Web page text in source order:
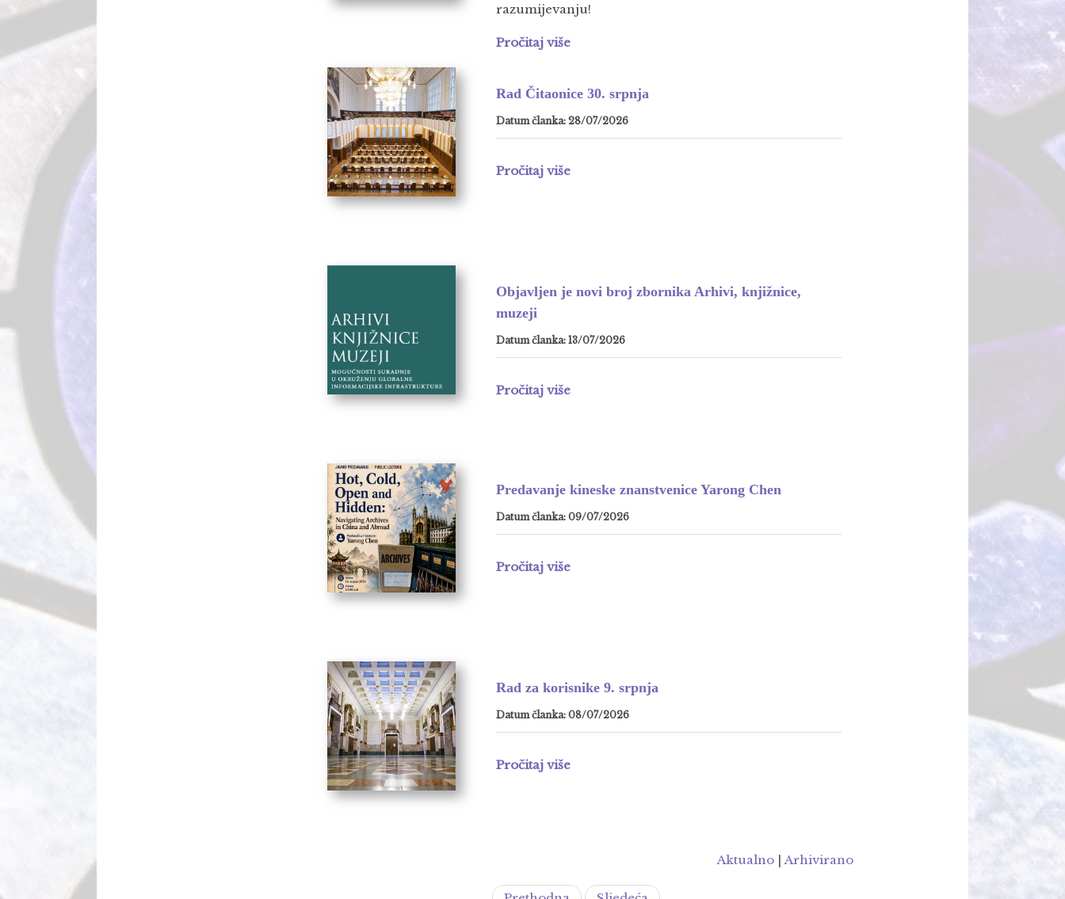
razumijevanju!
Pročitaj više
Rad Čitaonice 30. srpnja
Datum članka: 28/07/2026
Pročitaj više
Objavljen je novi broj zbornika Arhivi, knjižnice,
muzeji
Datum članka: 13/07/2026
Pročitaj više
Predavanje kineske znanstvenice Yarong Chen
Datum članka: 09/07/2026
Pročitaj više
Rad za korisnike 9. srpnja
Datum članka: 08/07/2026
Pročitaj više
Aktualno |Arhivirano